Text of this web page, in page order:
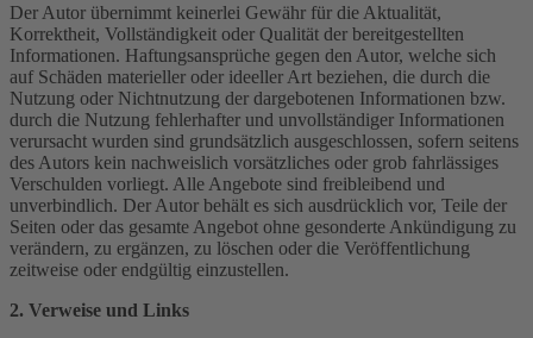
Der Autor übernimmt keinerlei Gewähr für die Aktualität,
Korrektheit, Vollständigkeit oder Qualität der bereitgestellten
Informationen. Haftungsansprüche gegen den Autor, welche sich
auf Schäden materieller oder ideeller Art beziehen, die durch die
Nutzung oder Nichtnutzung der dargebotenen Informationen bzw.
durch die Nutzung fehlerhafter und unvollständiger Informationen
verursacht wurden sind grundsätzlich ausgeschlossen, sofern seitens
des Autors kein nachweislich vorsätzliches oder grob fahrlässiges
Verschulden vorliegt. Alle Angebote sind freibleibend und
unverbindlich. Der Autor behält es sich ausdrücklich vor, Teile der
Seiten oder das gesamte Angebot ohne gesonderte Ankündigung zu
verändern, zu ergänzen, zu löschen oder die Veröffentlichung
zeitweise oder endgültig einzustellen.
2. Verweise und Links